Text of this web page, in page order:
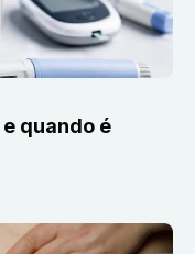
quando é